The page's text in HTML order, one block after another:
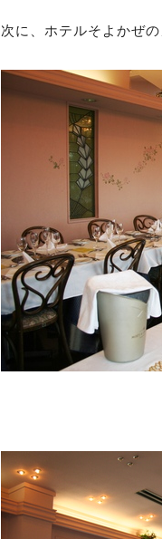
次に、ホテルそよかぜ